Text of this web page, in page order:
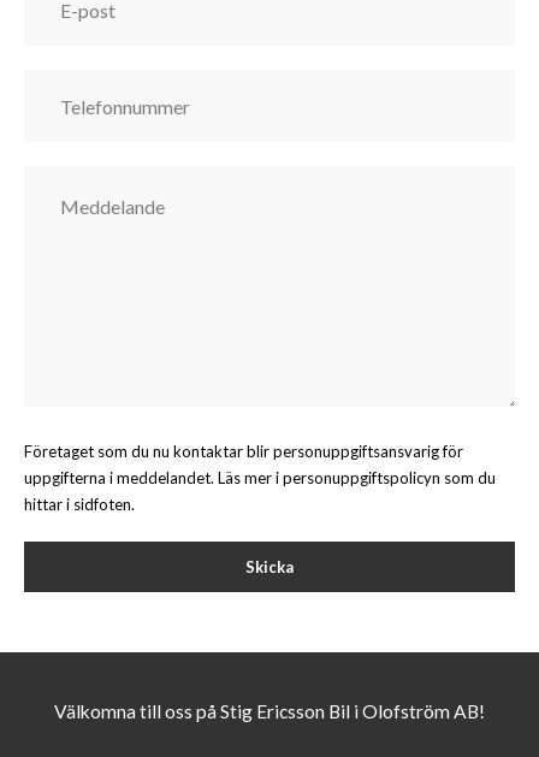
Företaget som du nu kontaktar blir personuppgiftsansvarig för
uppgifterna i meddelandet. Läs mer i personuppgiftspolicyn som du
hittar i sidfoten.
Skicka
Välkomna till oss på Stig Ericsson Bil i Olofström AB!